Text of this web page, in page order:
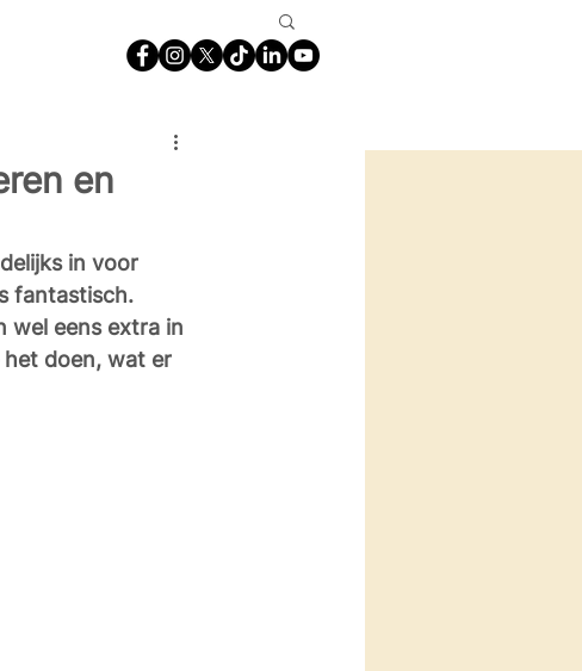
en
in voor
fantastisch.
wel eens extra in
doen, wat er